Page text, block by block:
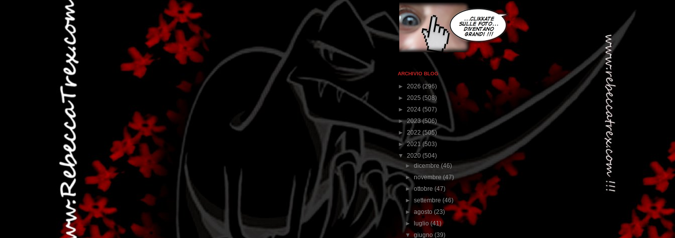
ARCHIVIO BLOG
► 2026 (296)
► 2025 (508)
► 2024 (507)
►2023(506)
► 2022(505)
►2021(503)
▼ 2020 (504)
►dicembre(46)
►novembre(47)
►ottobre(47)
►settembre(46)
►agosto(23)
►
luglio(41)
▼giugno(39)